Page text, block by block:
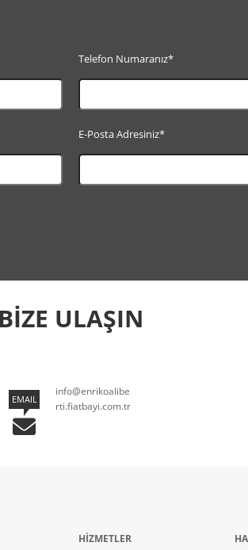
Telefon Numaranız*
E-Posta Adresiniz*
BİZE ULAŞIN
EMAIL
info@enrikoalibe
rti.fiatbayi.com.tr
HİZMETLER